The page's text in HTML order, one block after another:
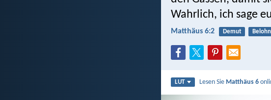
Wahrlich, ich sage
Matthäus 6:2 Demut
LUT Lesen Sie Matthäus 6